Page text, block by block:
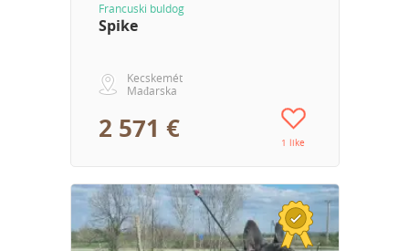
Francuski buldog
Spike
Kecskemét
Mađarska
2 571 € 1 like